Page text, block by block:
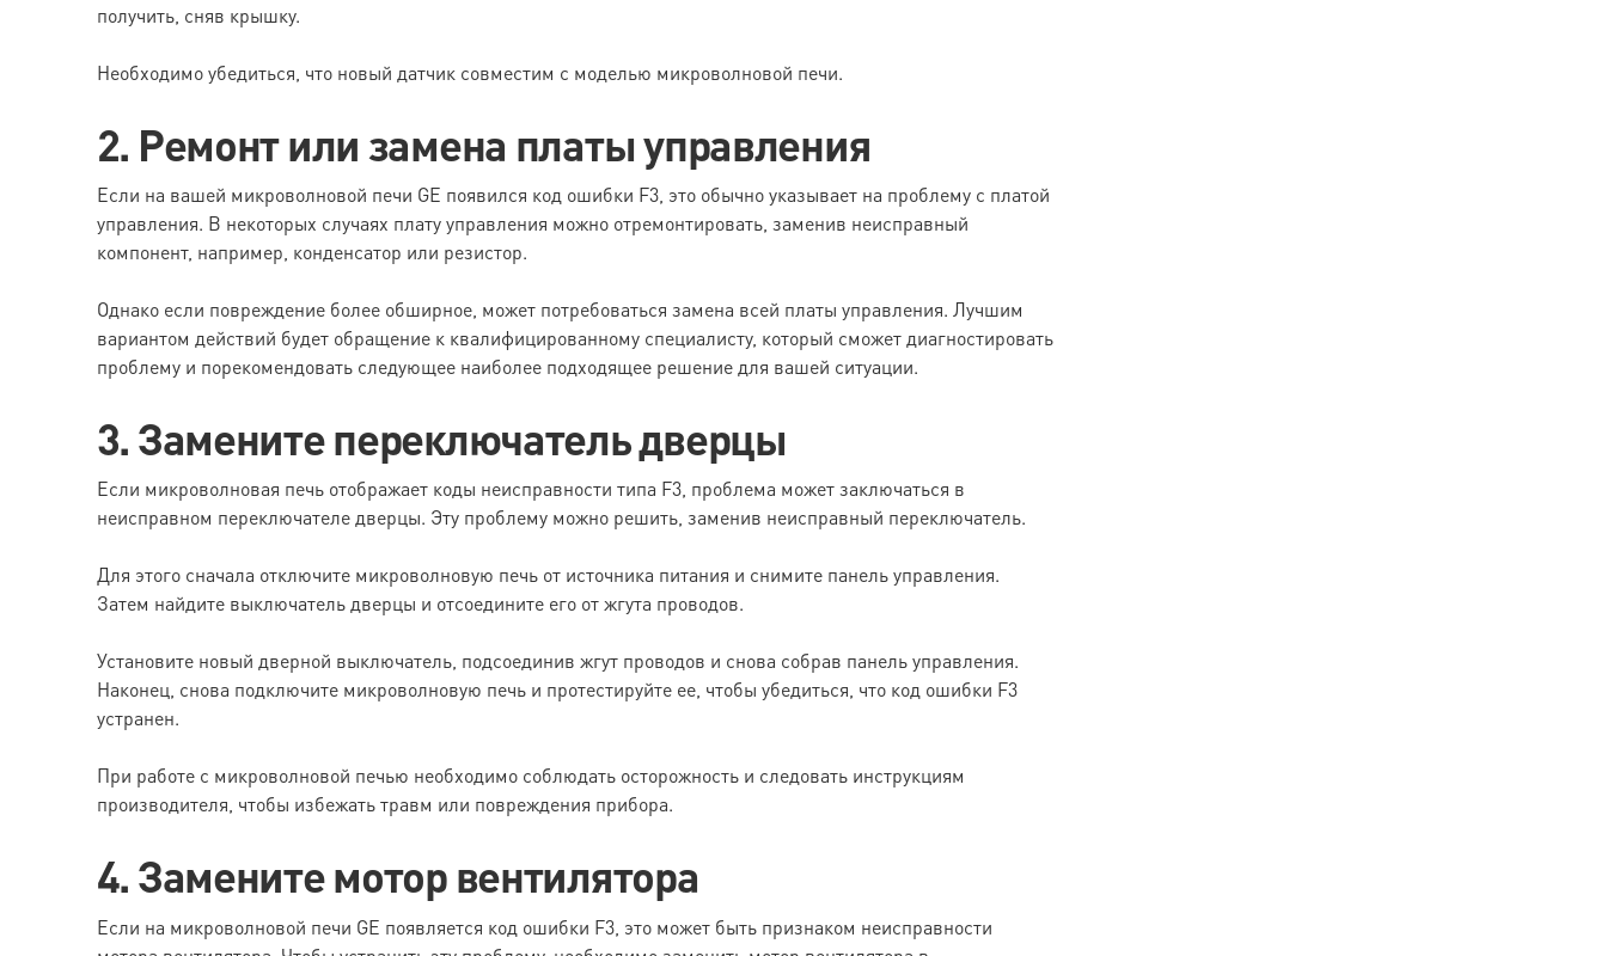
получить, сняв крышку.
Необходимо убедиться, что новый датчик совместим с моделью микроволновой печи.
2. Ремонт или замена платы управления
Если на вашей микроволновой печи GE появился код ошибки F3, это обычно указывает на проблему с платой
управления. В некоторых случаях плату управления можно отремонтировать, заменив неисправный
компонент, например, конденсатор или резистор.
Однако если повреждение более обширное, может потребоваться замена всей платы управления. Лучшим
вариантом действий будет обращение к квалифицированному специалисту, который сможет диагностировать
проблему и порекомендовать следующее наиболее подходящее решение для вашей ситуации.
3. Замените переключатель дверцы
Если микроволновая печь отображает коды неисправности типа F3, проблема может заключаться в
неисправном переключателе дверцы. Эту проблему можно решить, заменив неисправный переключатель.
Для этого сначала отключите микроволновую печь от источника питания и снимите панель управления.
Затем найдите выключатель дверцы и отсоедините его от жгута проводов.
Установите новый дверной выключатель, подсоединив жгут проводов и снова собрав панель управления.
Наконец, снова подключите микроволновую печь и протестируйте ее, чтобы убедиться, что код ошибки F3
устранен.
При работе с микроволновой печью необходимо соблюдать осторожность и следовать инструкциям
производителя, чтобы избежать травм или повреждения прибора.
4. Замените мотор вентилятора
Если на микроволновой печи GE появляется код ошибки F3, это может быть признаком неисправности